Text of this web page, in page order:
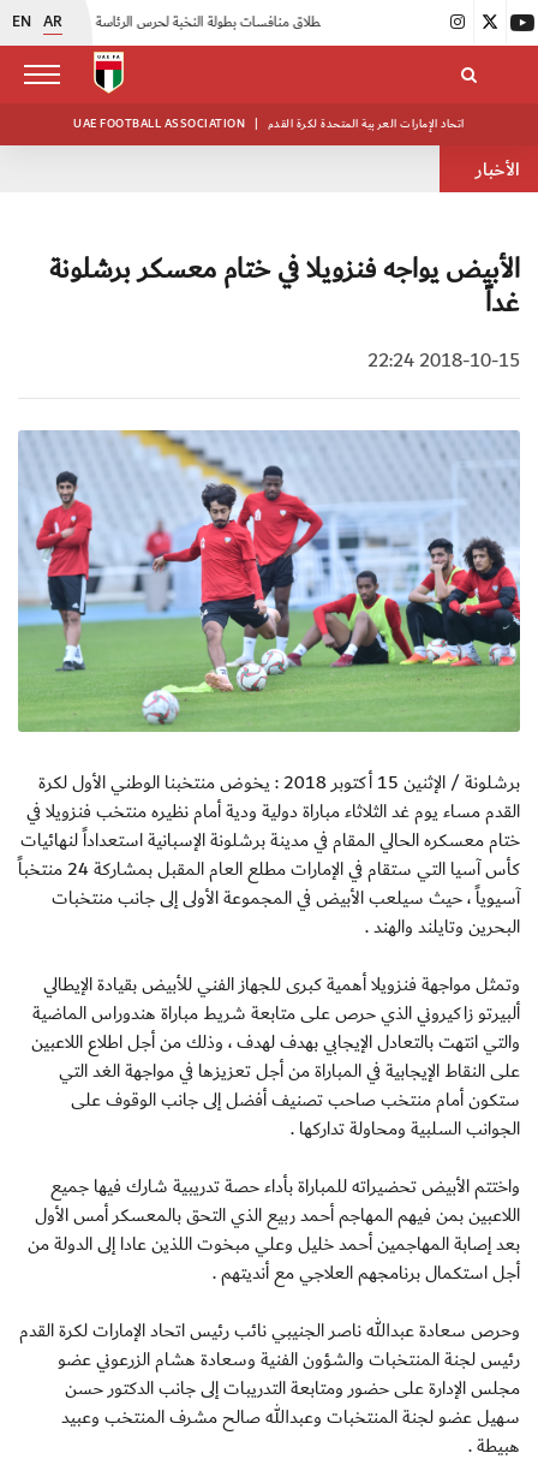
EN AR أبيض الشباب يواصل تدريباته في معسكره بأبوظبي |
UAE FOOTBALL ASSOCIATION | اتحاد الإمارات العربية المتحدة لكرة القدم
الأخبار
الأبيض يواجه فنزويلا في ختام معسكر برشلونة
غداً
2018-10-15 22:24
برشلونة / الإثنين 15 أكتوبر 2018 : يخوض منتخبنا الوطني الأول لكرة
القدم مساء يوم غد الثلاثاء مباراة دولية ودية أمام نظيره منتخب فنزويلا في
ختام معسكره الحالي المقام في مدينة برشلونة الإسبانية استعداداً لنهائيات
كأس آسيا التي ستقام في الإمارات مطلع العام المقبل بمشاركة 24 منتخباً
آسيوياً ، حيث سيلعب الأبيض في المجموعة الأولى إلى جانب منتخبات
البحرين وتايلند والهند .
وتمثل مواجهة فنزويلا أهمية كبرى للجهاز الفني للأبيض بقيادة الإيطالي
ألبيرتو زاكيروني الذي حرص على متابعة شريط مباراة هندوراس الماضية
والتي انتهت بالتعادل الإيجابي بهدف لهدف ، وذلك من أجل اطلاع اللاعبين
على النقاط الإيجابية في المباراة من أجل تعزيزها في مواجهة الغد التي
ستكون أمام منتخب صاحب تصنيف أفضل إلى جانب الوقوف على
الجوانب السلبية ومحاولة تداركها .
واختتم الأبيض تحضيراته للمباراة بأداء حصة تدريبية شارك فيها جميع
اللاعبين بمن فيهم المهاجم أحمد ربيع الذي التحق بالمعسكر أمس الأول
بعد إصابة المهاجمين أحمد خليل وعلي مبخوت اللذين عادا إلى الدولة من
أجل استكمال برنامجهم العلاجي مع أنديتهم .
وحرص سعادة عبدالله ناصر الجنيبي نائب رئيس اتحاد الإمارات لكرة القدم
رئيس لجنة المنتخبات والشؤون الفنية وسعادة هشام الزرعوني عضو
مجلس الإدارة على حضور ومتابعة التدريبات إلى جانب الدكتور حسن
سهيل عضو لجنة المنتخبات وعبدالله صالح مشرف المنتخب وعبيد
هبيطة .